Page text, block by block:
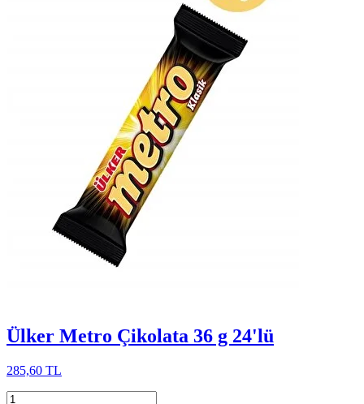
Ülker Metro Çikolata 36 g 24'lü
285,60 TL